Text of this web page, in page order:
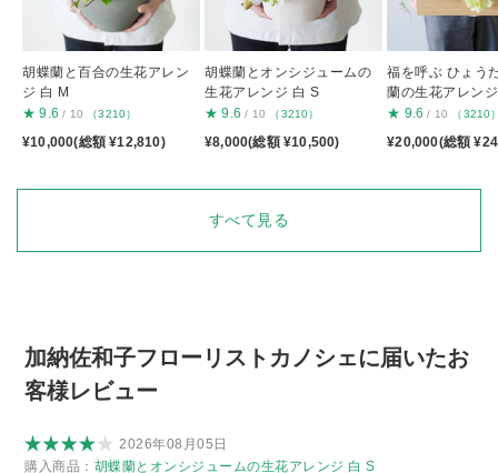
胡蝶蘭と百合の生花アレン
ジ 白 M
★ 9.6 / 10 （3210）
¥10,000(総額 ¥12,810)
胡蝶蘭とオンシジュームの
生花アレンジ 白 S
★ 9.6 / 10 （3210）
¥8,000(総額 ¥10,500)
福を呼ぶ ひょう
蘭の生花アレン
★ 9.6 / 10 （3210
¥20,000(総額
すべて見る
加納佐和子フローリストカノシェに届いたお
客様レビュー
2026年08月05日
購入商品： 胡蝶蘭とオンシジュームの生花アレンジ 白 S